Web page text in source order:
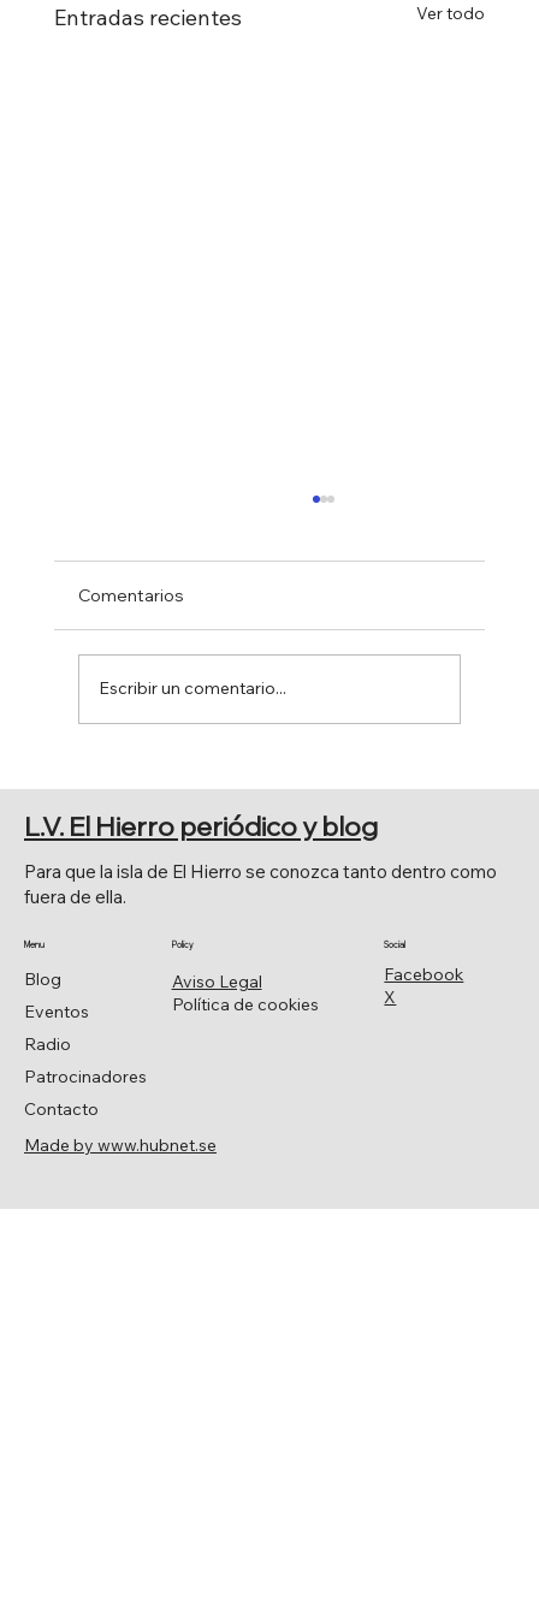
Entradas recientes Ver todo
ARMAS.
Comentarios
Escribir un comentario...
Facebook
X
Social
Aviso Legal
Política de cookies
Policy
Blog
Eventos
Radio
Patrocinadores
Contacto
Menu
Para que la isla de El Hierro se conozca tanto dentro como
fuera de ella.
L.V. El Hierro periódico y blog
Made by www.hubnet.se